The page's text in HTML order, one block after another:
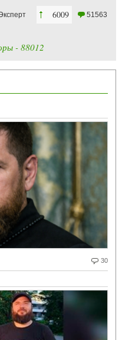
6009 51563
- 88012
30